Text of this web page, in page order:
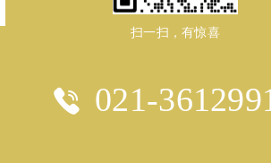
扫一扫，有惊喜
021-